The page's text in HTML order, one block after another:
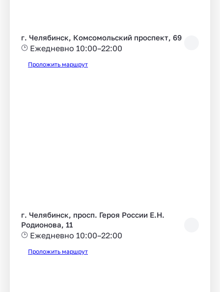
г. Челябинск, Комсомольский проспект, 69
Ежедневно 10:00–22:00
Проложить маршрут
г. Челябинск, просп. Героя России Е.Н.
Родионова, 11
Ежедневно 10:00–22:00
Проложить маршрут